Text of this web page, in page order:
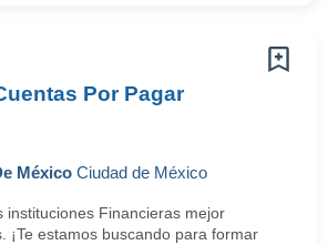
Por Pagar
México Ciudad de México
instituciones Financieras mejor
¡Te estamos buscando para formar